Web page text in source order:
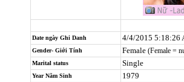
Date ngày Ghi Danh 4/4/2015 5:18:26
Gender- Giới Tính Female (Female =
Marital status Single
Year Năm Sinh 1979